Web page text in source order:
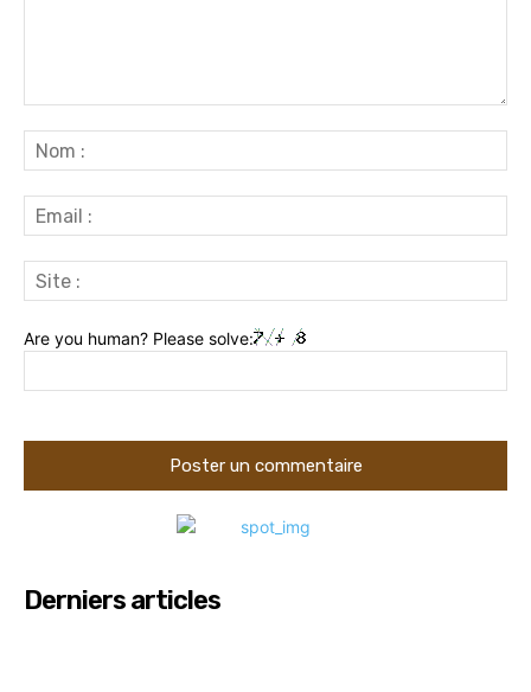
:
:
:
Are you human? Please solve:
Derniers articles